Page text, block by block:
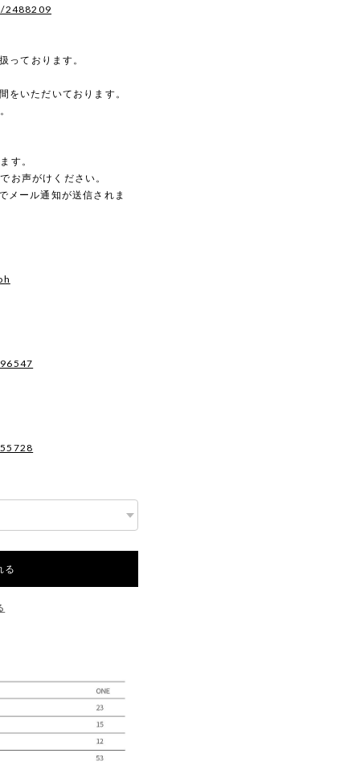
2488209
ております。
をいただいております。
す。
お声がけください。
メール通知が送信されま
る